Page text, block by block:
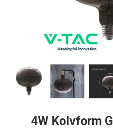
4W Kolvform